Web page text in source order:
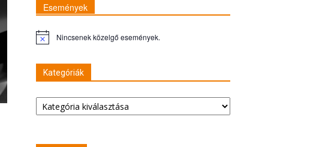
Események
Figyelmeztetés
Nincsenek közelgő események.
Kategóriák
Kategóriák